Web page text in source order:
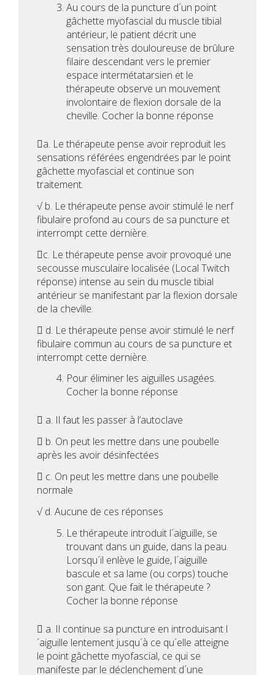
Au cours de la puncture d´un point
gâchette myofascial du muscle tibial
antérieur, le patient décrit une
sensation très douloureuse de brûlure
filaire descendant vers le premier
espace intermétatarsien et le
thérapeute observe un mouvement
involontaire de flexion dorsale de la
cheville. Cocher la bonne réponse
a. Le thérapeute pense avoir reproduit les
sensations référées engendrées par le point
gâchette myofascial et continue son
traitement.
√ b. Le thérapeute pense avoir stimulé le nerf
fibulaire profond au cours de sa puncture et
interrompt cette dernière.
c. Le thérapeute pense avoir provoqué une
secousse musculaire localisée (Local Twitch
réponse) intense au sein du muscle tibial
antérieur se manifestant par la flexion dorsale
de la cheville.
 d. Le thérapeute pense avoir stimulé le nerf
fibulaire commun au cours de sa puncture et
interrompt cette dernière.
Pour éliminer les aiguilles usagées.
Cocher la bonne réponse
 a. Il faut les passer à l’autoclave
 b. On peut les mettre dans une poubelle
après les avoir désinfectées
 c. On peut les mettre dans une poubelle
normale
√ d. Aucune de ces réponses
Le thérapeute introduit l´aiguille, se
trouvant dans un guide, dans la peau.
Lorsqu´il enlève le guide, l´aiguille
bascule et sa lame (ou corps) touche
son gant. Que fait le thérapeute ?
Cocher la bonne réponse
 a. Il continue sa puncture en introduisant l
´aiguille lentement jusqu´à ce qu´elle atteigne
le point gâchette myofascial, ce qui se
manifeste par le déclenchement d´une